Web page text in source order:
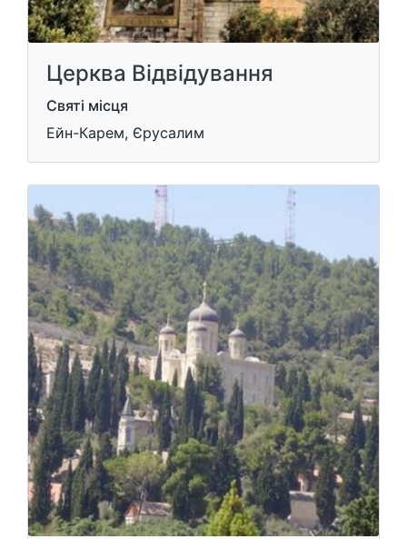
Церква Відвідування
Святі місця
Ейн-Карем, Єрусалим